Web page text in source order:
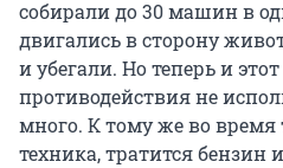
собирали до 30 машин в
двигались в сторону
и убегали. Но теперь и
противодействия не
много. К тому же во время
техника, тратится бензин